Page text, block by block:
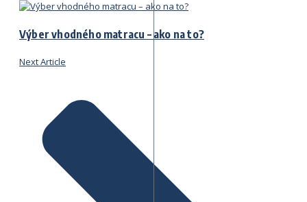
Výber vhodného matracu – ako na to?
Next Article